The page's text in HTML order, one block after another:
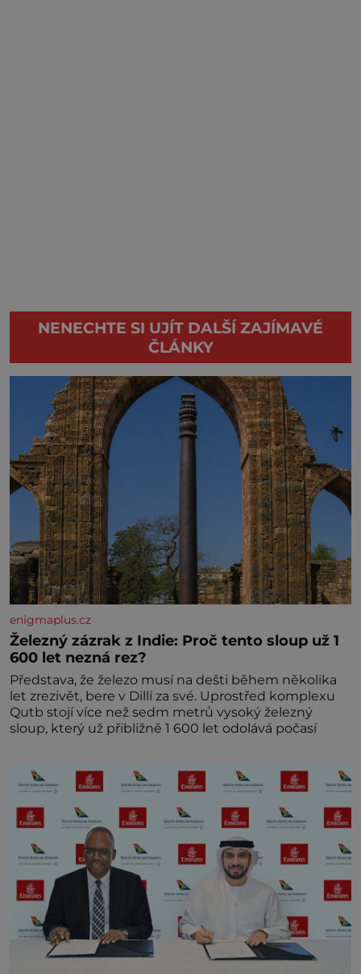
NENECHTE SI UJÍT DALŠÍ ZAJÍMAVÉ
ČLÁNKY
enigmaplus.cz
Železný zázrak z Indie: Proč tento sloup už 1
600 let nezná rez?
Představa, že železo musí na dešti během několika
let zrezivět, bere v Dillí za své. Uprostřed komplexu
Qutb stojí více než sedm metrů vysoký železný
sloup, který už přibližně 1 600 let odolává počasí